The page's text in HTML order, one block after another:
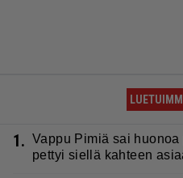
1. Vappu Pimiä sai
pettyi siellä kahteen